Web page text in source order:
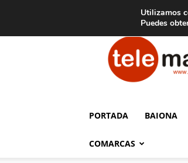
Aviso legal
PORTADA BAIONA
COMARCAS
Utilizamos
Puedes